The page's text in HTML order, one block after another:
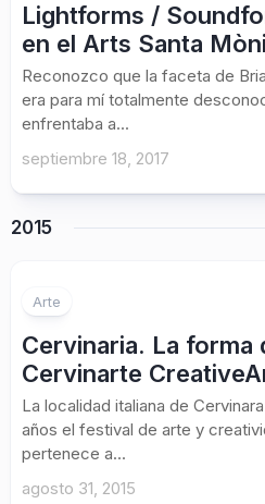
Lightforms /
en el Arts Santa
Reconozco que la faceta de
era para mí totalmente
enfrentaba a...
septiembre 18, 2017
2015
Arte
Cervinaria. La forma
Cervinarte
La localidad italiana de
años el festival de arte y
pertenece a...
agosto 31, 2015